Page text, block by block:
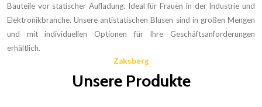
Bauteile vor statischer Aufladung. Ideal für Frauen in der Industrie und
Elektronikbranche. Unsere antistatischen Blusen sind in großen Mengen
und mit individuellen Optionen für Ihre Geschäftsanforderungen
erhältlich.
Zaksberg
Unsere Produkte